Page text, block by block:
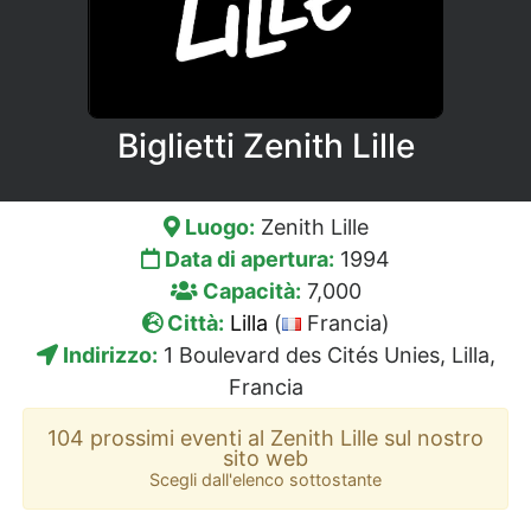
Biglietti Zenith Lille
Luogo: Zenith Lille
Data di apertura: 1994
Capacità: 7,000
Città: Lilla (
Francia)
Indirizzo: 1 Boulevard des Cités Unies, Lilla,
Francia
104 prossimi eventi al Zenith Lille sul nostro
sito web
Scegli dall'elenco sottostante